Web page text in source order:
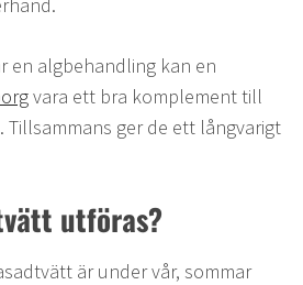
en algbehandling kan en
vara ett bra komplement till
ger de ett långvarigt
utföras?
är under vår, sommar